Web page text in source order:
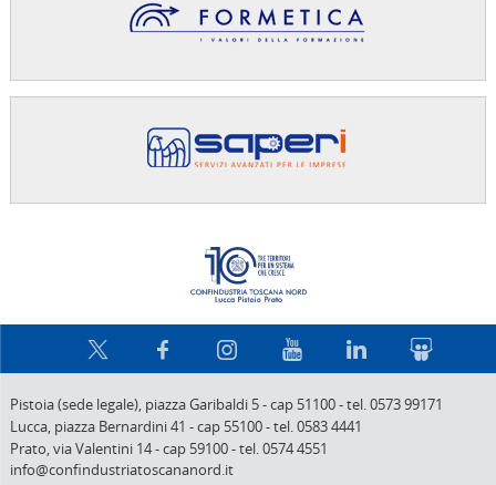
Pistoia (sede legale), piazza Garibaldi 5-cap 51100-tel. 0573 99171
Lucca, piazza Bernardini 41 -cap 55100-tel. 0583 4441
Prato,via Valentini 14-cap 59100-tel. 0574 4551
info@confindustriatoscananord.it